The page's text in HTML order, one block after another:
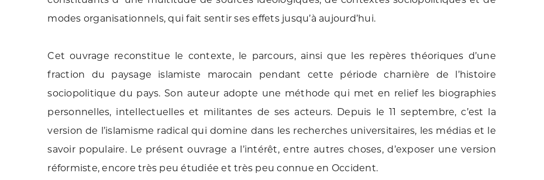
modes organisationnels, qui fait sentir ses effets jusqu’à aujourd’hui.
Cet ouvrage reconstitue le contexte, le parcours, ainsi que les repères théoriques d’une
fraction du paysage islamiste marocain pendant cette période charnière de l’histoire
sociopolitique du pays. Son auteur adopte une méthode qui met en relief les biographies
personnelles, intellectuelles et militantes de ses acteurs. Depuis le 11 septembre, c’est la
version de l’islamisme radical qui domine dans les recherches universitaires, les médias et le
savoir populaire. Le présent ouvrage a l’intérêt, entre autres choses, d’exposer une version
réformiste, encore très peu étudiée et très peu connue en Occident.